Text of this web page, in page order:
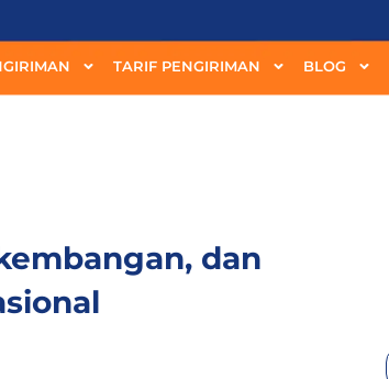
TARIF PENGIRIMAN BLOG
dan